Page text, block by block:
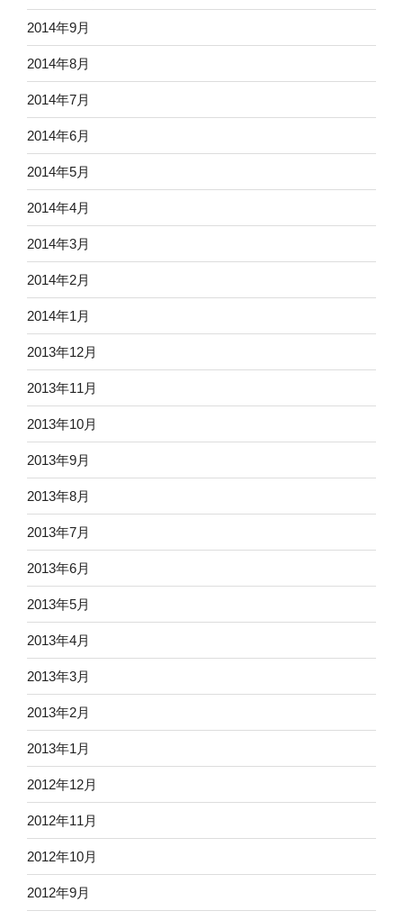
2014年9月
2014年8月
2014年7月
2014年6月
2014年5月
2014年4月
2014年3月
2014年2月
2014年1月
2013年12月
2013年11月
2013年10月
2013年9月
2013年8月
2013年7月
2013年6月
2013年5月
2013年4月
2013年3月
2013年2月
2013年1月
2012年12月
2012年11月
2012年10月
2012年9月